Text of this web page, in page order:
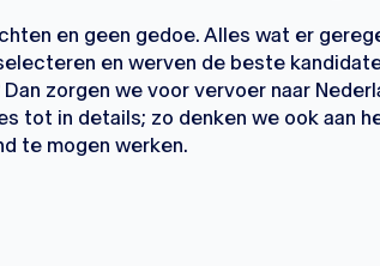
en geen gedoe. Alles wat er
en werven de beste
zorgen we voor vervoer naar
tot in details; zo denken we ook aan
te mogen werken.